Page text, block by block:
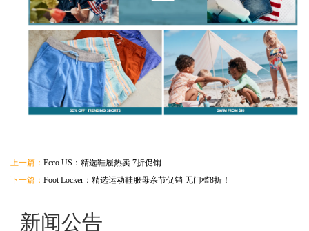
上一篇： Ecco US：精选鞋履热卖 7折促销
下一篇： Foot Locker：精选运动鞋服母亲节促销 无门槛8折！
新闻公告